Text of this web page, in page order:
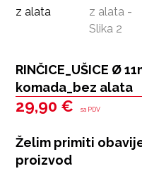
RINČICE_UŠICE Ø
komada_bez alata
29,90 € sa PDV
Želim primiti
proizvod